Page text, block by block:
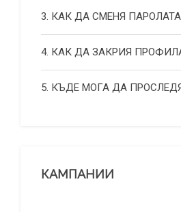
3. КАК ДА СМЕНЯ
4. КАК ДА ЗАКРИЯ ПРОФИЛА
5. КЪДЕ МОГА ДА
КАМПАНИИ